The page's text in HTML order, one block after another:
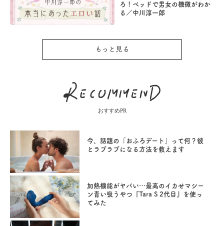
ろ！ベッドで男女の機微がわか
る／中川淳一郎
もっと見る
おすすめPR
今、話題の「おふろデート」って何？彼
とラブラブになる方法を教えます
加熱機能がヤバい…最高のイカせマシー
ン青い吸うやつ『Tara S 2代目』を使っ
てみた